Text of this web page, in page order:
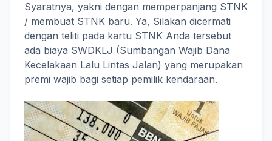
Syaratnya, yakni dengan memperpanjang STNK
/ membuat STNK baru. Ya, Silakan dicermati
dengan teliti pada kartu STNK Anda tersebut
ada biaya SWDKLJ (Sumbangan Wajib Dana
Kecelakaan Lalu Lintas Jalan) yang merupakan
premi wajib bagi setiap pemilik kendaraan.